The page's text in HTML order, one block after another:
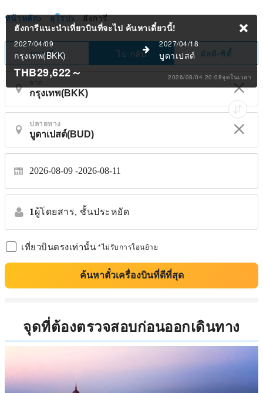
หน้าหลัก> ยุโรป> ฮังการี
ทางเดียว ไป-กลับ มัลติ-ซิตี้
ปลายทาง
2026-08-09 2026-08-11
1 ผู้โดยสาร, ชั้นประหยัด
เที่ยวบินตรงเท่านั้น *ไม่รับการโอนย้าย
ค้นหาตั๋วเครื่องบินที่ดีที่สุด
ฮังการีแนะนำเที่ยวบินที่จะไป ค้นหาเดี๋ยวนี้!
2027/04/09
กรุงเทพ(BKK)
2027/04/18
บูดาเปสต์
THB29,622～ 2026/08/04 20:08จุดในเวลา
จุดที่ต้องตรวจสอบก่อนออกเดินทาง